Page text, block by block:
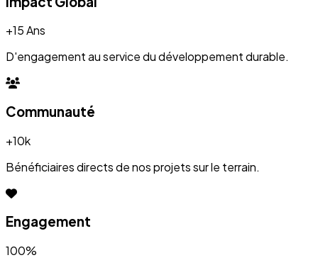
+15 Ans
D'engagement au service du développement durable.
Communauté
+10k
Bénéficiaires directs de nos projets sur le terrain.
Engagement
100%